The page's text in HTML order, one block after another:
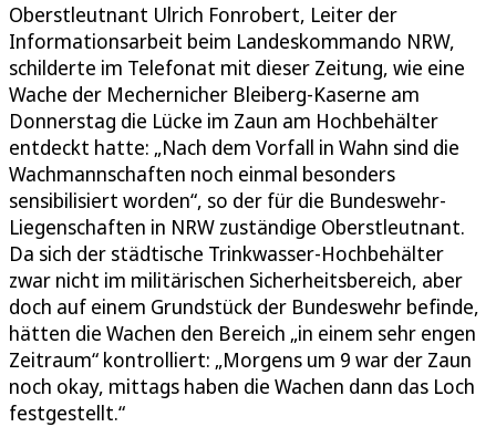
Oberstleutnant Ulrich Fonrobert, Leiter der
Informationsarbeit beim Landeskommando NRW,
schilderte im Telefonat mit dieser Zeitung, wie eine
Wache der Mechernicher Bleiberg-Kaserne am
Donnerstag die Lücke im Zaun am Hochbehälter
entdeckt hatte: „Nach dem Vorfall in Wahn sind die
Wachmannschaften noch einmal besonders
sensibilisiert worden“, so der für die Bundeswehr-
Liegenschaften in NRW zuständige Oberstleutnant.
Da sich der städtische Trinkwasser-Hochbehälter
zwar nicht im militärischen Sicherheitsbereich, aber
doch auf einem Grundstück der Bundeswehr befinde,
hätten die Wachen den Bereich „in einem sehr engen
Zeitraum“ kontrolliert: „Morgens um 9 war der Zaun
noch okay, mittags haben die Wachen dann das Loch
festgestellt.“